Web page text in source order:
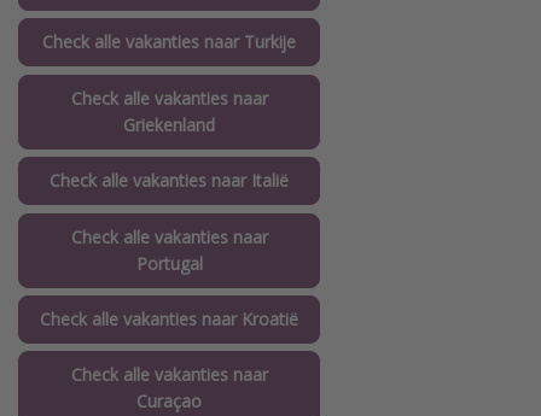
Check alle vakanties naar Turkije
Check alle vakanties naar
Griekenland
Check alle vakanties naar Italië
Check alle vakanties naar
Portugal
Check alle vakanties naar Kroatië
Check alle vakanties naar
Curaçao